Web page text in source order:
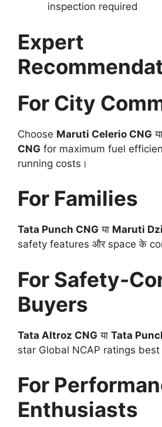
inspection required
Expert
For City
Choose Maruti Celerio CNG या
CNG for maximum fuel
running costs।
For Families
Tata Punch CNG या Maruti
safety features और space के
For Safety-
Buyers
Tata Altroz CNG या Tata
star Global NCAP ratings best
For
Enthusiasts